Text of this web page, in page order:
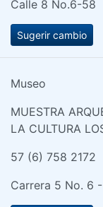
Calle 8 No.6-58
Sugerir cambio
Museo
MUESTRA
LA CULTURA
57 (6) 758 2172
Carrera 5 No. 6